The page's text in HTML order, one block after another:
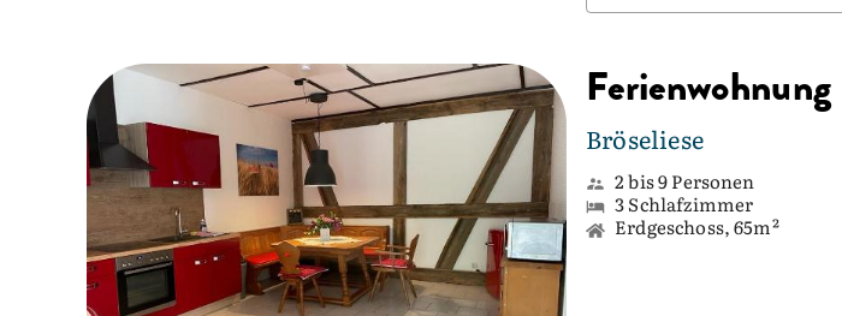
Ferienwohnung
Bröseliese
2 bis 9 Personen
3 Schlafzimmer
Erdgeschoss, 65m²